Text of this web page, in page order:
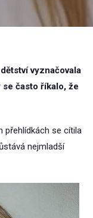
vyznačovala
často říkalo, že
přehlídkách se cítila
nejmladší